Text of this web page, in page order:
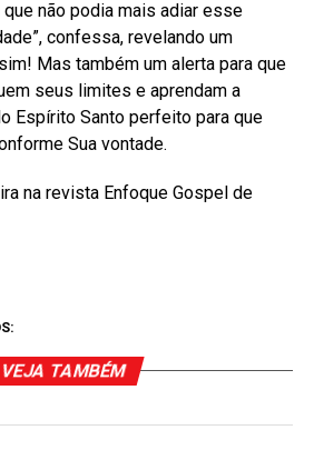
não podia mais adiar esse
confessa, revelando um
Mas também um alerta para que
seus limites e aprendam a
Espírito Santo perfeito para que
Sua vontade.
na revista Enfoque Gospel de
VEJA TAMBÉM